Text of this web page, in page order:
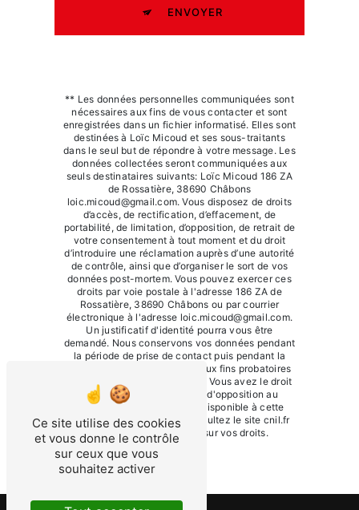
ENVOYER
** Les données personnelles communiquées sont
nécessaires aux fins de vous contacter et sont
enregistrées dans un fichier informatisé. Elles sont
destinées à Loïc Micoud et ses sous-traitants
dans le seul but de répondre à votre message. Les
données collectées seront communiquées aux
seuls destinataires suivants: Loïc Micoud 186 ZA
de Rossatière, 38690 Châbons
loic.micoud@gmail.com. Vous disposez de droits
d’accès, de rectification, d’effacement, de
portabilité, de limitation, d’opposition, de retrait de
votre consentement à tout moment et du droit
d’introduire une réclamation auprès d’une autorité
de contrôle, ainsi que d’organiser le sort de vos
données post-mortem. Vous pouvez exercer ces
droits par voie postale à l'adresse 186 ZA de
Rossatière, 38690 Châbons ou par courrier
électronique à l'adresse loic.micoud@gmail.com.
Un justificatif d'identité pourra vous être
demandé. Nous conservons vos données pendant
la période de prise de contact puis pendant la
durée de prescription légale aux fins probatoires
et de gestion des contentieux. Vous avez le droit
de vous inscrire sur la liste d'opposition au
démarchage téléphonique, disponible à cette
adresse: Bloctel.gouv.fr. Consultez le site cnil.fr
pour plus d’informations sur vos droits.
Ce site utilise des cookies
et vous donne le contrôle
sur ceux que vous
souhaitez activer